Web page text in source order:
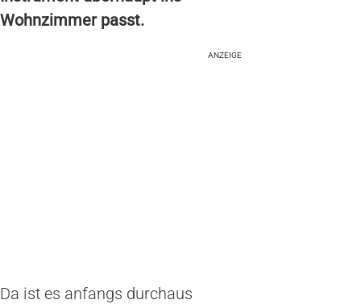
Wohnzimmer passt.
ANZEIGE
Da ist es anfangs durchaus